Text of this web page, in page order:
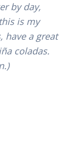
by day,
is my
have a great
coladas.